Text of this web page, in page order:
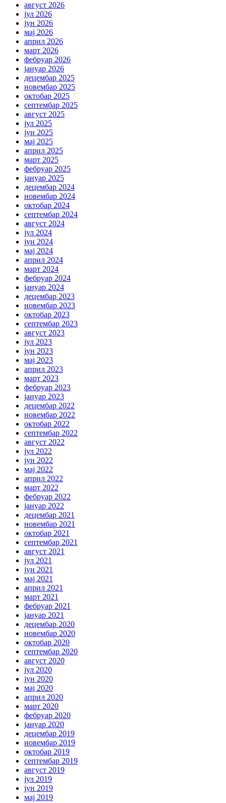
август 2026
јул 2026
јун 2026
мај 2026
април 2026
март 2026
фебруар 2026
јануар 2026
децембар 2025
новембар 2025
октобар 2025
септембар 2025
август 2025
јул 2025
јун 2025
мај 2025
април 2025
март 2025
фебруар 2025
јануар 2025
децембар 2024
новембар 2024
октобар 2024
септембар 2024
август 2024
јул 2024
јун 2024
мај 2024
април 2024
март 2024
фебруар 2024
јануар 2024
децембар 2023
новембар 2023
октобар 2023
септембар 2023
август 2023
јул 2023
јун 2023
мај 2023
април 2023
март 2023
фебруар 2023
јануар 2023
децембар 2022
новембар 2022
октобар 2022
септембар 2022
август 2022
јул 2022
јун 2022
мај 2022
април 2022
март 2022
фебруар 2022
јануар 2022
децембар 2021
новембар 2021
октобар 2021
септембар 2021
август 2021
јул 2021
јун 2021
мај 2021
април 2021
март 2021
фебруар 2021
јануар 2021
децембар 2020
новембар 2020
октобар 2020
септембар 2020
август 2020
јул 2020
јун 2020
мај 2020
април 2020
март 2020
фебруар 2020
јануар 2020
децембар 2019
новембар 2019
октобар 2019
септембар 2019
август 2019
јул 2019
јун 2019
мај 2019